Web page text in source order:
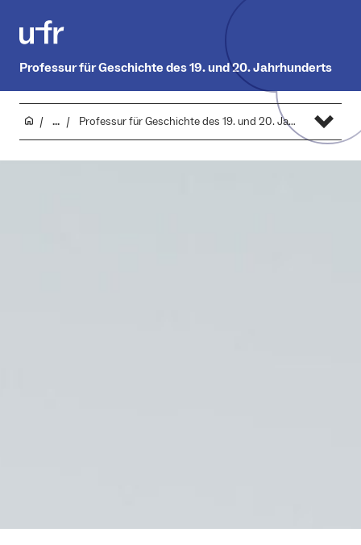
Professur für Geschichte des 19. und 20. Jahrhunderts
... Professur für Geschichte des 19. und 20. Jahrhunderts